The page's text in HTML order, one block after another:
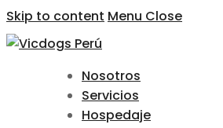
Skip to content Menu Close
Nosotros
Servicios
Hospedaje